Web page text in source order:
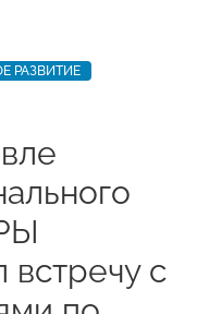
РАЗВИТИЕ
с